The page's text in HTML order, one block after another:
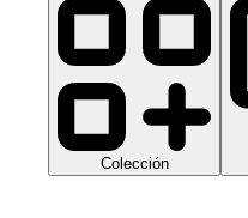
Colección